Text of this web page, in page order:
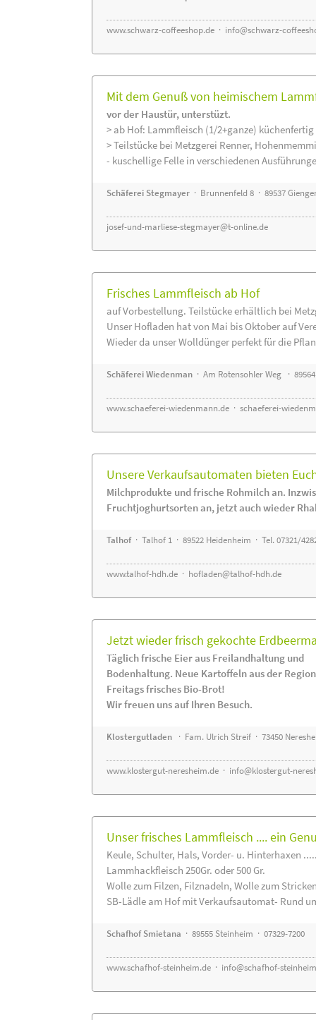
www.schwarz-coffeeshop.de · info@schwarz-
Mit dem Genuß von heimischem
vor der Haustür, unterstüzt.
> ab Hof: Lammfleisch (1/2+ganze)
> Teilstücke bei Metzgerei Renner,
- kuschellige Felle in verschiedenen
Schäferei Stegmayer · Brunnenfeld 8 · 89537
josef-und-marliese-stegmayer@t-online.de
Frisches Lammfleisch ab Hof
auf Vorbestellung. Teilstücke erhältlich bei
Unser Hofladen hat von Mai bis Oktober auf
Wieder da unser Wolldünger perfekt für die
Schäferei Wiedenman · Am Rotensohler Weg ·
www.schaeferei-wiedenmann.de · schaeferei-
Unsere Verkaufsautomaten bieten
Milchprodukte und frische Rohmilch an.
Fruchtjoghurtsorten an, jetzt auch wieder
Talhof· Talhof 1 · 89522 Heidenheim · Tel. 07321/
www.talhof-hdh.de · hofladen@talhof-hdh.de
Jetzt wieder frisch gekochte
Täglich frische Eier aus Freilandhaltung und
Bodenhaltung. Neue Kartoffeln aus der
Freitags frisches Bio-Brot!
Wir freuen uns auf Ihren Besuch.
Klostergutladen · Fam. Ulrich Streif · 73450
www.klostergut-neresheim.de · info@klostergut-
Unser frisches Lammfleisch .... ein
Keule, Schulter, Hals, Vorder- u. Hinterhaxen
Lammhackfleisch 250Gr. oder 500 Gr.
Wolle zum Filzen, Filznadeln, Wolle zum
SB-Lädle am Hof mit Verkaufsautomat- Rund
Schafhof Smietana · 89555 Steinheim · 07329-7200
www.schafhof-steinheim.de · info@schafhof-